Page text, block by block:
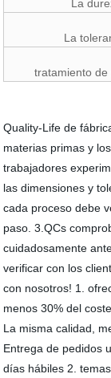
La
La
tratamiento de
Quality-Life de
materias primas y
trabajadores
las dimensiones y
cada proceso debe
paso. 3.QCs
cuidadosamente
verificar con los
con nosotros! 1.
menos 30% del
La misma calidad,
Entrega de pedidos
días hábiles 2.